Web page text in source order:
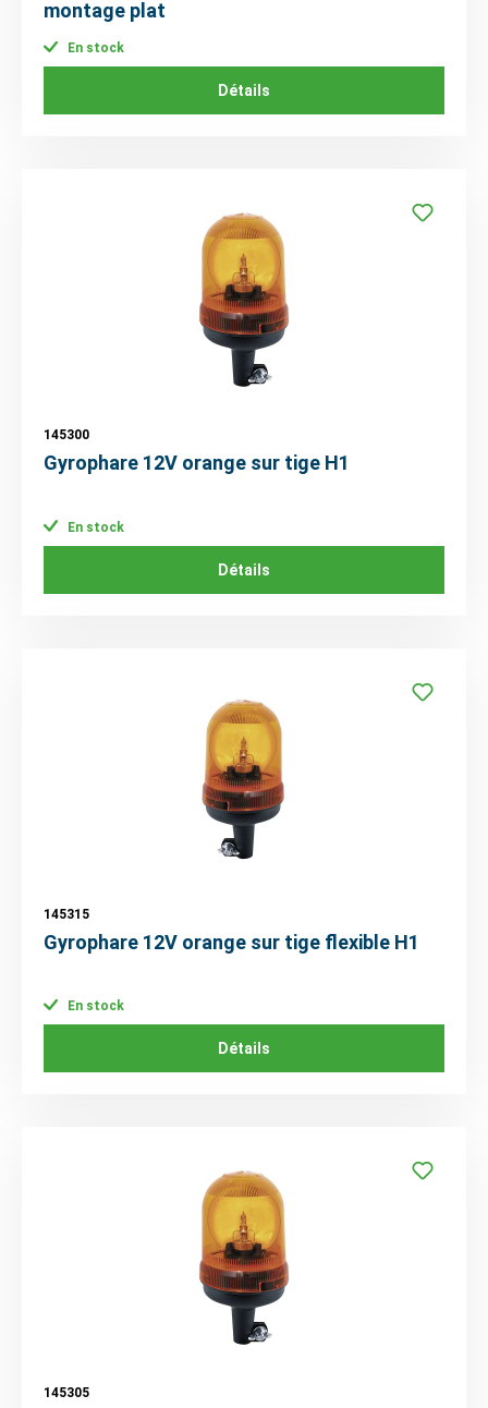
montage plat
En stock
Détails
145300
Gyrophare 12V orange sur tige H1
En stock
Détails
145315
Gyrophare 12V orange sur tige flexible H1
En stock
Détails
145305